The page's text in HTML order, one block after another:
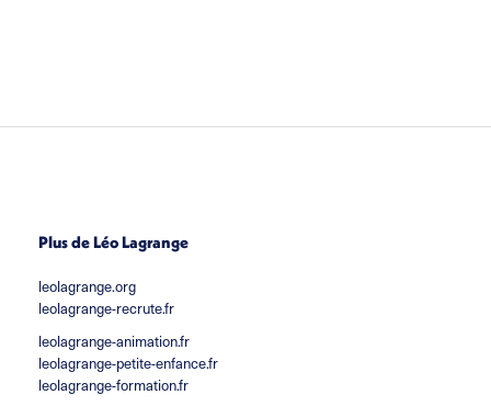
Plus de Léo Lagrange
leolagrange.org
leolagrange-recrute.fr
leolagrange-animation.fr
leolagrange-petite-enfance.fr
leolagrange-formation.fr